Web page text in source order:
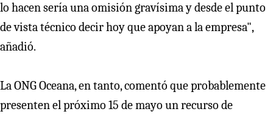
lo hacen sería una omisión gravísima y desde el punto
de vista técnico decir hoy que apoyan a la empresa",
añadió.
La ONG Oceana, en tanto, comentó que probablemente
presenten el próximo 15 de mayo un recurso de